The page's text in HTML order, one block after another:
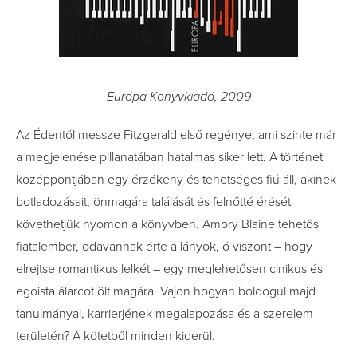
Európa Könyvkiadó, 2009
Az Édentől messze Fitzgerald első regénye, ami szinte már
a megjelenése pillanatában hatalmas siker lett. A történet
középpontjában egy érzékeny és tehetséges fiú áll, akinek
botladozásait, önmagára találását és felnőtté érését
követhetjük nyomon a könyvben. Amory Blaine tehetős
fiatalember, odavannak érte a lányok, ő viszont – hogy
elrejtse romantikus lelkét – egy meglehetősen cinikus és
egoista álarcot ölt magára. Vajon hogyan boldogul majd
tanulmányai, karrierjének megalapozása és a szerelem
területén? A kötetből minden kiderül.